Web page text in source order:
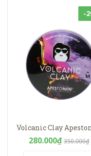
-
Volcanic Clay
280.000₫ 350.000₫